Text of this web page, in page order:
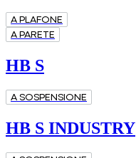
A PLAFONE
A PARETE
HB S
A SOSPENSIONE
HB S INDUSTRY